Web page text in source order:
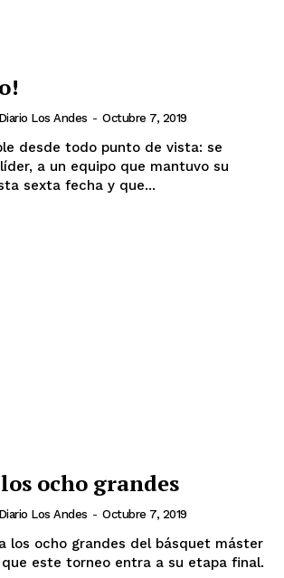
Andes
Diario Los Andes - Octubre 7, 2019
desde todo punto de vista: se
a un equipo que mantuvo su
sexta fecha y que...
ocho grandes
Diario Los Andes - Octubre 7, 2019
los ocho grandes del básquet máster
que este torneo entra a su etapa final.